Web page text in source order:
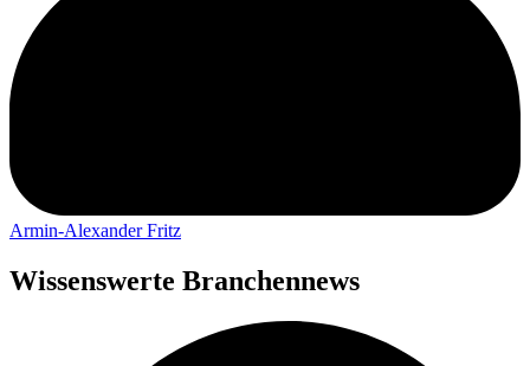
Armin-Alexander Fritz
Wissenswerte Branchennews